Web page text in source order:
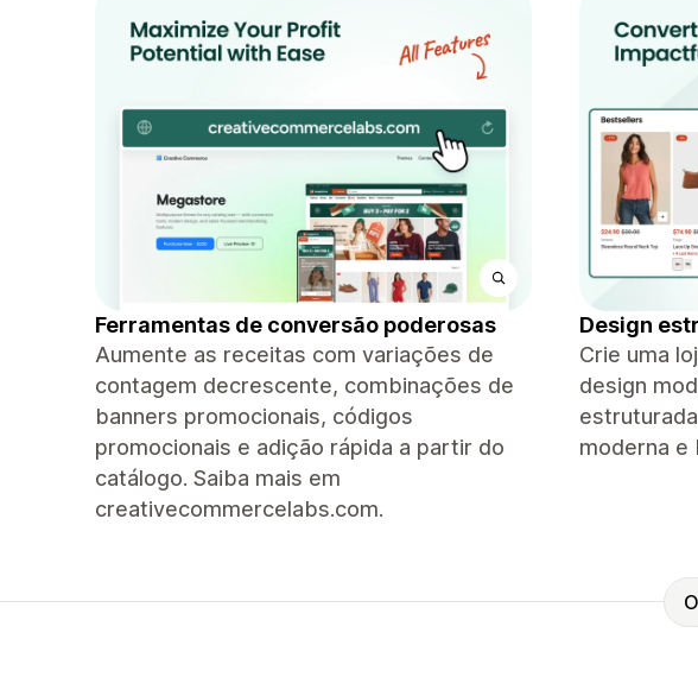
Ferramentas de conversão poderosas
Aumente as receitas com variações de
contagem decrescente, combinações de
banners promocionais, códigos
promocionais e adição rápida a partir do
catálogo. Saiba mais em
creativecommercelabs.com.
Design
Crie uma
design
moderna e